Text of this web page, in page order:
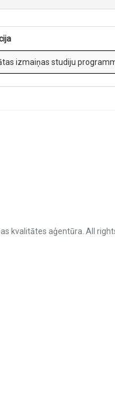
izmaiņas studiju
kvalitātes aģentūra. All